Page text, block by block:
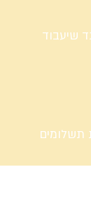
שיעבוד
תשלומים